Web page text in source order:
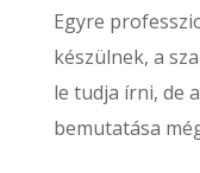
Egyre
készülnek, a
le tudja írni, de
bemutatása